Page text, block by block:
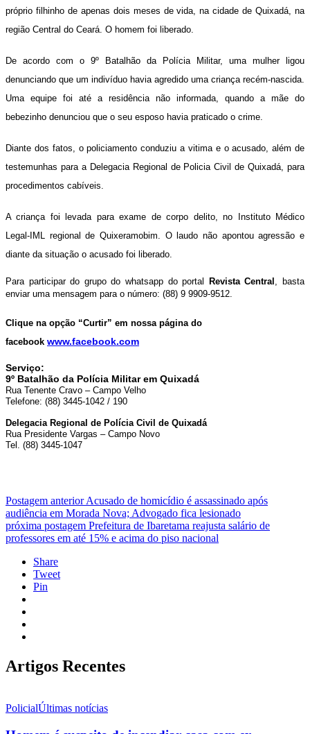
próprio filhinho de apenas dois meses de vida, na cidade de Quixadá, na
região Central do Ceará. O homem foi liberado.
De acordo com o 9º Batalhão da Polícia Militar, uma mulher ligou
denunciando que um indivíduo havia agredido uma criança recém-nascida.
Uma equipe foi até a residência não informada, quando a mãe do
bebezinho denunciou que o seu esposo havia praticado o crime.
Diante dos fatos, o policiamento conduziu a vitima e o acusado, além de
testemunhas para a Delegacia Regional de Policia Civil de Quixadá, para
procedimentos cabíveis.
A criança foi levada para exame de corpo delito, no Instituto Médico
Legal-IML regional de Quixeramobim. O laudo não apontou agressão e
diante da situação o acusado foi liberado.
Para participar do grupo do whatsapp do portal Revista Central , basta
enviar uma mensagem para o número: (88) 9 9909-9512.
Clique na opção “Curtir” em nossa página do
facebook www.facebook.com
Serviço:
9º Batalhão da Polícia Militar em Quixadá
Rua Tenente Cravo – Campo Velho
Telefone: (88) 3445-1042 / 190
Delegacia Regional de Polícia Civil de Quixadá
Rua Presidente Vargas – Campo Novo
Tel. (88) 3445-1047
Postagem anterior Acusado de homicídio é assassinado após
audiência em Morada Nova; Advogado fica lesionado
próxima postagem Prefeitura de Ibaretama reajusta salário de
professores em até 15% e acima do piso nacional
Share
Tweet
Pin
Artigos Recentes
PolicialÚltimas notícias